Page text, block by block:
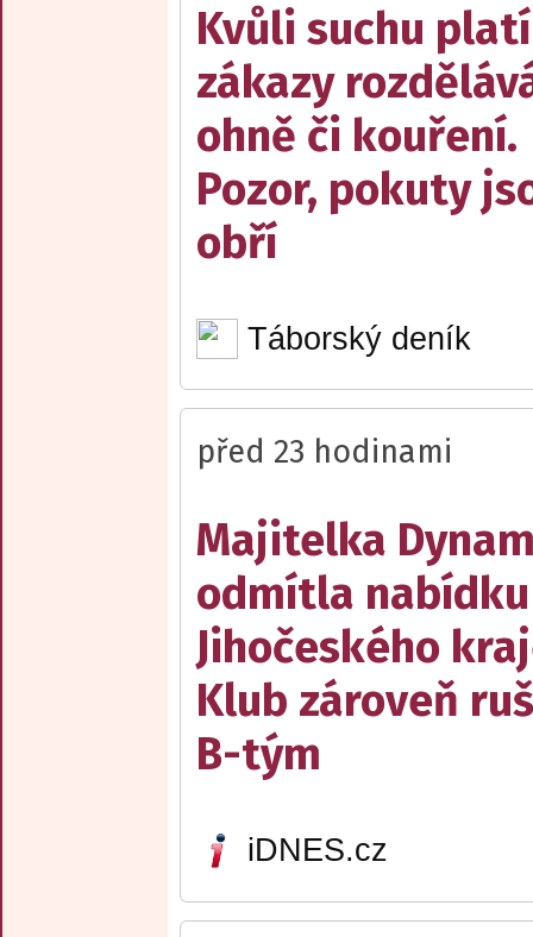
Kvůli suchu
zákazy
ohně či kouření.
Pozor, pokuty
obří
Táborský deník
před 23 hodinami
Majitelka
odmítla nabídku
Jihočeského
Klub zároveň
B-tým
iDNES.cz